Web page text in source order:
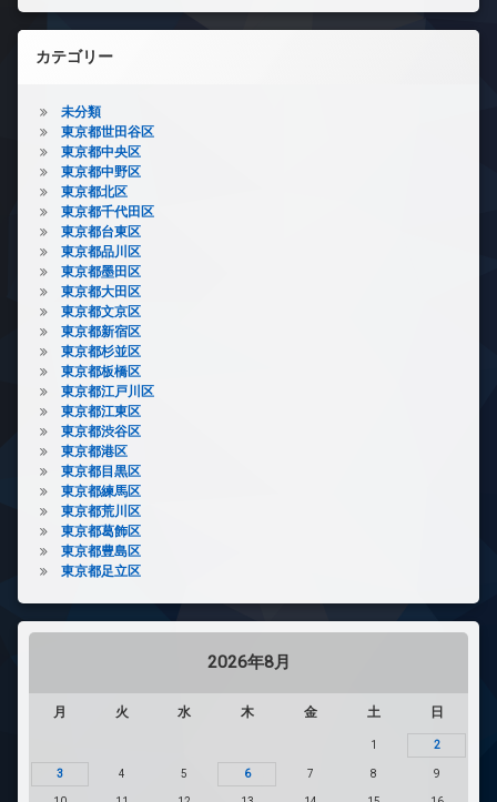
カテゴリー
未分類
東京都世田谷区
東京都中央区
東京都中野区
東京都北区
東京都千代田区
東京都台東区
東京都品川区
東京都墨田区
東京都大田区
東京都文京区
東京都新宿区
東京都杉並区
東京都板橋区
東京都江戸川区
東京都江東区
東京都渋谷区
東京都港区
東京都目黒区
東京都練馬区
東京都荒川区
東京都葛飾区
東京都豊島区
東京都足立区
2026年8月
月 火 水 木 金 土 日
1 2
3 4 5 6 7 8 9